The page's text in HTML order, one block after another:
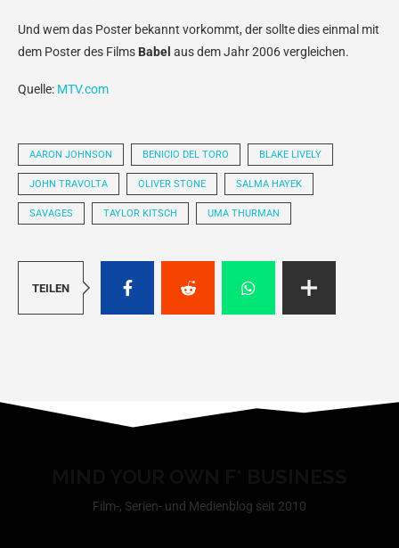
Und wem das Poster bekannt vorkommt, der sollte dies einmal mit
dem Poster des Films Babel aus dem Jahr 2006 vergleichen.
Quelle: MTV.com
AARON JOHNSON BENICIO DEL TORO BLAKE LIVELY
JOHN TRAVOLTA OLIVER STONE SALMA HAYEK
SAVAGES TAYLOR KITSCH UMA THURMAN
TEILEN
Film-, Serien- und Medienblog seit 2010